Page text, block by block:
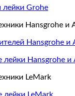
Grohe
Hansgrohe и
Hansgrohe и
Hansgrohe и
LeMark